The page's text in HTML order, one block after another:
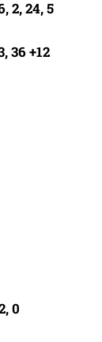
2, 24, 5
36 +12
0